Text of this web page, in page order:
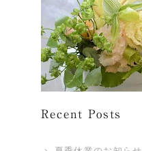
Recent Posts